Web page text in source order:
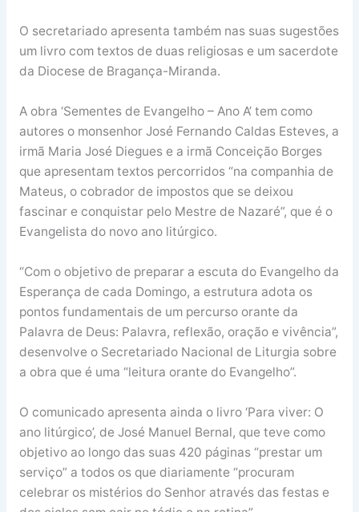
O secretariado apresenta também nas suas sugestões
um livro com textos de duas religiosas e um sacerdote
da Diocese de Bragança-Miranda.
A obra ‘Sementes de Evangelho – Ano A’ tem como
autores o monsenhor José Fernando Caldas Esteves, a
irmã Maria José Diegues e a irmã Conceição Borges
que apresentam textos percorridos “na companhia de
Mateus, o cobrador de impostos que se deixou
fascinar e conquistar pelo Mestre de Nazaré”, que é o
Evangelista do novo ano litúrgico.
“Com o objetivo de preparar a escuta do Evangelho da
Esperança de cada Domingo, a estrutura adota os
pontos fundamentais de um percurso orante da
Palavra de Deus: Palavra, reflexão, oração e vivência”,
desenvolve o Secretariado Nacional de Liturgia sobre
a obra que é uma “leitura orante do Evangelho”.
O comunicado apresenta ainda o livro ‘Para viver: O
ano litúrgico’, de José Manuel Bernal, que teve como
objetivo ao longo das suas 420 páginas “prestar um
serviço” a todos os que diariamente “procuram
celebrar os mistérios do Senhor através das festas e